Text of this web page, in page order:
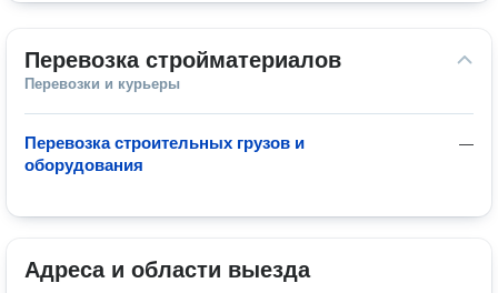
Перевозка стройматериалов
Перевозки и курьеры
—
Перевозка строительных грузов и
оборудования
Адреса и области выезда